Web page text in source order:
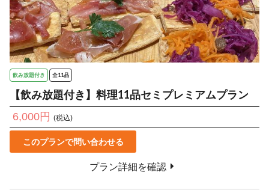
飲み放題付き 全11品
【飲み放題付き】料理11品セミプレミアムプラン
6,000円 (税込)
このプランで問い合わせる
プラン詳細を確認